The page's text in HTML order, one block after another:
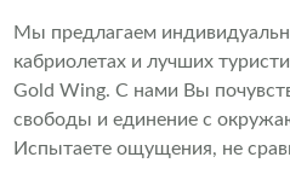
Страну Души!!!
Мы предлагаем
кабриолетах и лучших
Gold Wing. С нами Вы
свободы и единение с
Испытаете ощущения, не